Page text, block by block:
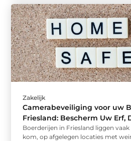
Zakelijk
Camerabeveiliging voor uw
Friesland: Bescherm Uw Erf,
Boerderijen in Friesland liggen
kom, op afgelegen locaties met